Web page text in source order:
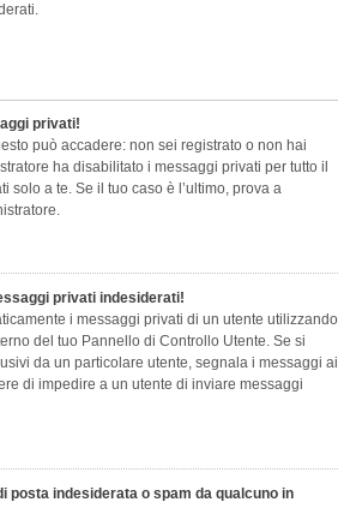
privati!
può accadere: non sei registrato o non hai
ha disabilitato i messaggi privati per tutto il
solo a te. Se il tuo caso è l’ultimo, prova a
privati indesiderati!
i messaggi privati ​​di un utente utilizzando
del tuo Pannello di Controllo Utente. Se si
da un particolare utente, segnala i messaggi ai
di impedire a un utente di inviare messaggi
posta indesiderata o spam da qualcuno in